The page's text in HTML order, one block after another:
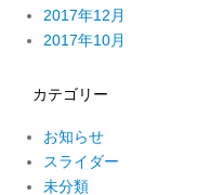
2017年12月
2017年10月
カテゴリー
お知らせ
スライダー
未分類